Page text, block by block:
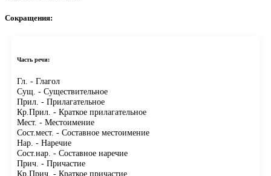
Сокращения:
Часть речи:
Гл. - Глагол
Сущ. - Существительное
Прил. - Прилагательное
Кр.Прил. - Краткое прилагательное
Мест. - Местоимение
Сост.мест. - Составное местоимение
Нар. - Наречие
Сост.нар. - Составное наречие
Прич. - Причастие
Кр.Прич. - Краткое причастие